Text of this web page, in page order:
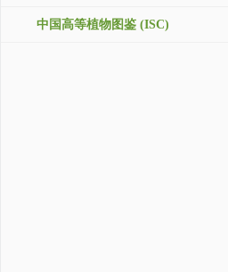
中国高等植物图鉴 (ISC)